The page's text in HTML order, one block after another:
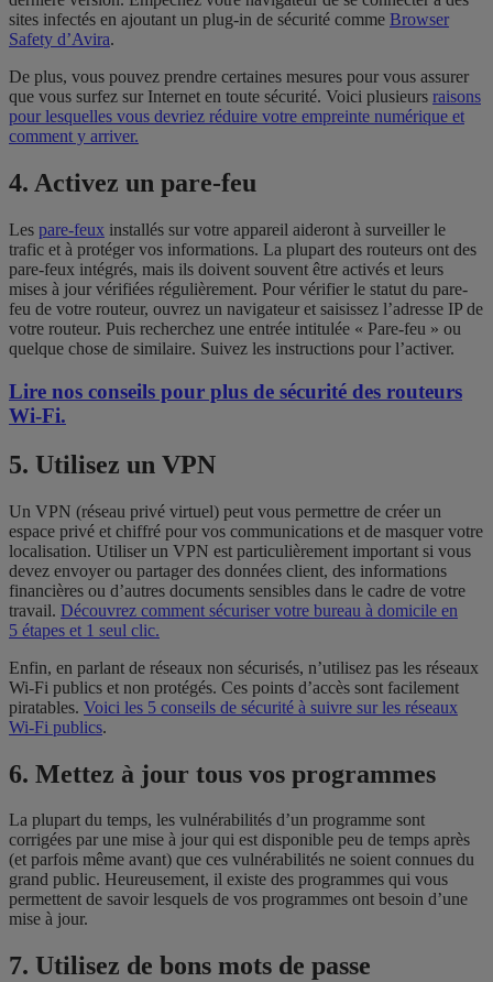
sites infectés en ajoutant un plug-in de sécurité comme Browser
Safety d’Avira.
De plus, vous pouvez prendre certaines mesures pour vous assurer
que vous surfez sur Internet en toute sécurité. Voici plusieurs raisons
pour lesquelles vous devriez réduire votre empreinte numérique et
comment y arriver.
4. Activez un pare-feu
Les pare-feux installés sur votre appareil aideront à surveiller le
trafic et à protéger vos informations. La plupart des routeurs ont des
pare-feux intégrés, mais ils doivent souvent être activés et leurs
mises à jour vérifiées régulièrement. Pour vérifier le statut du pare-
feu de votre routeur, ouvrez un navigateur et saisissez l’adresse IP de
votre routeur. Puis recherchez une entrée intitulée « Pare-feu » ou
quelque chose de similaire. Suivez les instructions pour l’activer.
Lire nos conseils pour plus de sécurité des routeurs
Wi-Fi.
5. Utilisez un VPN
Un VPN (réseau privé virtuel) peut vous permettre de créer un
espace privé et chiffré pour vos communications et de masquer votre
localisation. Utiliser un VPN est particulièrement important si vous
devez envoyer ou partager des données client, des informations
financières ou d’autres documents sensibles dans le cadre de votre
travail. Découvrez comment sécuriser votre bureau à domicile en
5 étapes et 1 seul clic.
Enfin, en parlant de réseaux non sécurisés, n’utilisez pas les réseaux
Wi-Fi publics et non protégés. Ces points d’accès sont facilement
piratables. Voici les 5 conseils de sécurité à suivre sur les réseaux
Wi-Fi publics.
6. Mettez à jour tous vos programmes
La plupart du temps, les vulnérabilités d’un programme sont
corrigées par une mise à jour qui est disponible peu de temps après
(et parfois même avant) que ces vulnérabilités ne soient connues du
grand public. Heureusement, il existe des programmes qui vous
permettent de savoir lesquels de vos programmes ont besoin d’une
mise à jour.
7. Utilisez de bons mots de passe